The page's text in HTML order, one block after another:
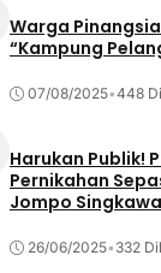
Warga
“Kampung
07/08/2025•448
Harukan Publik!
Pernikahan
Jompo
26/06/2025• 332